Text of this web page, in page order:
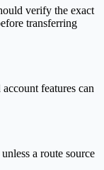
verify the exact
transferring
features can
a route source